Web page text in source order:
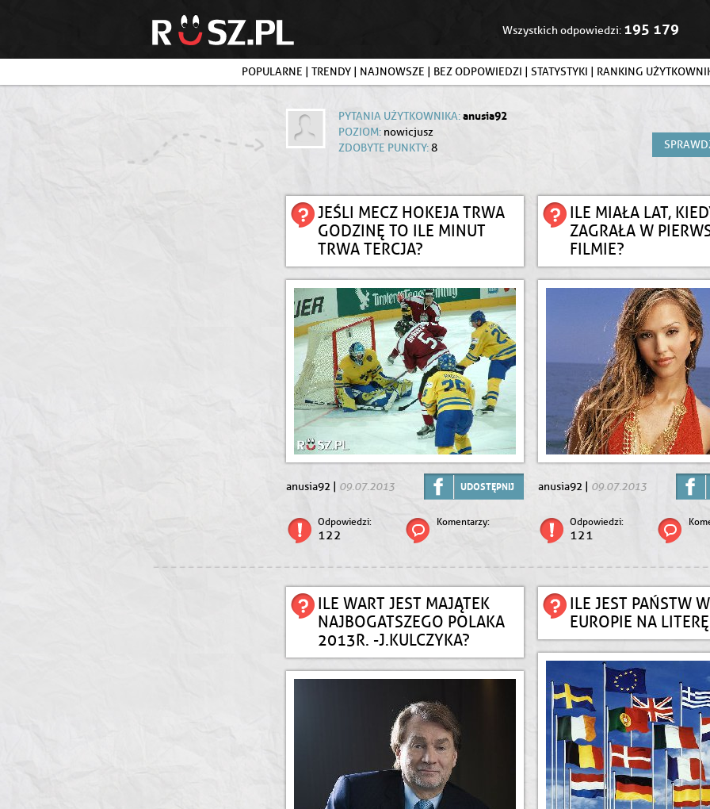
Wszystkich odpowiedzi: 195 179
POPULARNE | TRENDY | NAJNOWSZE | BEZ ODPOWIEDZI | STATYSTYKI | RANKING
PYTANIA UŻYTKOWNIKA:anusia92
POZIOM: nowicjusz
ZDOBYTE PUNKTY:8
JEŚLI MECZ HOKEJA TRWA
GODZINĘ TO ILE MINUT
TRWA TERCJA?
anusia92 | 09.07.2013 UDOSTĘPNIJ
Odpowiedzi:
122
Komentarzy:
ILE MIAŁA LAT,
ZAGRAŁA W
FILMIE?
anusia92 | 09.07.2013
Odpowiedzi:
121
ILE WART JEST MAJĄTEK
NAJBOGATSZEGO POLAKA
2013R. -J.KULCZYKA?
ILE JEST PAŃSTW W
EUROPIE NA